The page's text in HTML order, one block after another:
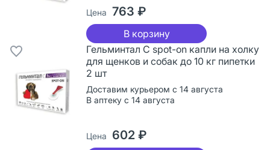
Цена 763 ₽
В корзину
Гельминтал С spot-on капли на холку
для щенков и собак до 10 кг пипетки
2 шт
Доставим курьером с 14 августа
В аптеку с 14 августа
Цена 602 ₽